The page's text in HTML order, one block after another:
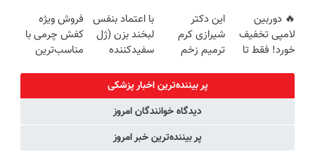
برگردون
(40%off)
رایگان+پرداخت
اقساطی😍
کننده خانگی
🔥 دوربین
لامپی تخفیف
خورد! فقط تا
این دکتر
شیرازی کرم
ترمیم زخم
ساخت!!!
با اعتماد بنفس
لبخند بزن (ژل
سفیدکننده
فروش ویژه
کفش چرمی با
مناسب‌ترین
پر بیننده‌ترین اخبار پزشکی
دیدگاه خوانندگان امروز
پر بیننده‌ترین خبر امروز